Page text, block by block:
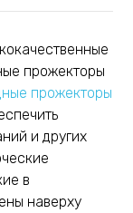
прожекторы
прожекторы
и других
в
наверху